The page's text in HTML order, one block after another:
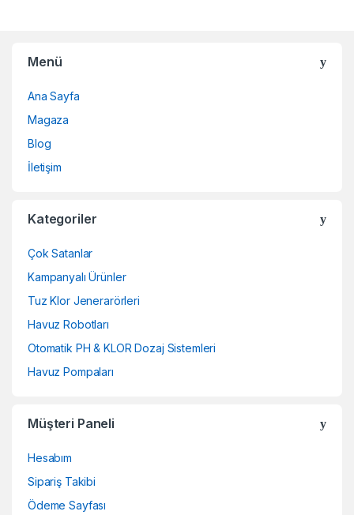
Menü
Ana Sayfa
Magaza
Blog
İletişim
Kategoriler
Çok Satanlar
Kampanyalı Ürünler
Tuz Klor Jenerarörleri
Havuz Robotları
Otomatik PH & KLOR Dozaj Sistemleri
Havuz Pompaları
Müşteri Paneli
Hesabım
Sipariş Takibi
Ödeme Sayfası